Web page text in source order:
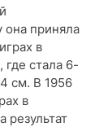
она приняла
в
стала 6-
см. В 1956
в
результат